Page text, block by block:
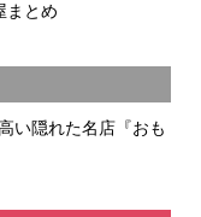
まとめ
い隠れた名店『おも